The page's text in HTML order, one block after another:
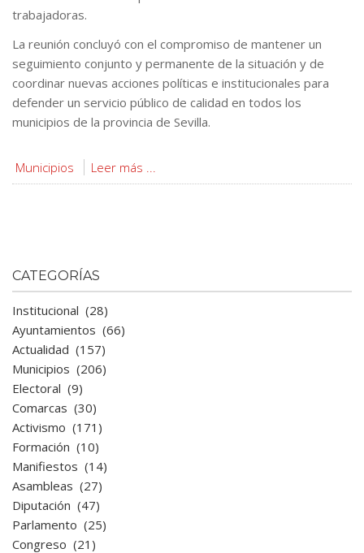
trabajadoras.
La reunión concluyó con el compromiso de mantener un
seguimiento conjunto y permanente de la situación y de
coordinar nuevas acciones políticas e institucionales para
defender un servicio público de calidad en todos los
municipios de la provincia de Sevilla.
Municipios Leer más ...
CATEGORÍAS
Institucional (28)
Ayuntamientos (66)
Actualidad (157)
Municipios (206)
Electoral (9)
Comarcas (30)
Activismo (171)
Formación (10)
Manifiestos (14)
Asambleas (27)
Diputación (47)
Parlamento (25)
Congreso (21)